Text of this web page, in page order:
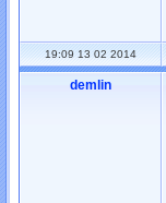
19:09 13 02 2014
demlin